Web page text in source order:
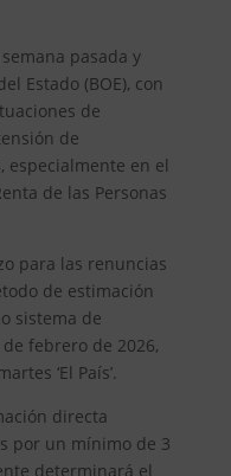
pasada y
Estado (BOE), con
de
de
especialmente en el
de las Personas
para las renuncias
de estimación
sistema de
febrero de 2026,
‘El País’.
directa
por un mínimo de 3
determinará el